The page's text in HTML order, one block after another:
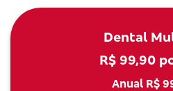
Dental
R$ 99,90
Anual R$